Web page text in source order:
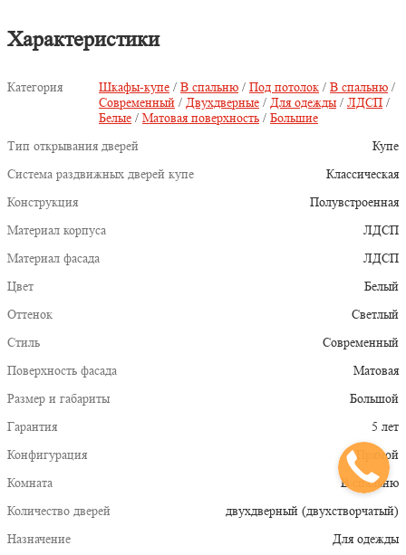
Характеристики
Категория Шкафы-купе / В спальню / Под потолок / В спальню /
Современный / Двухдверные / Для одежды / ЛДСП /
Белые / Матовая поверхность / Большие
Тип открывания дверей
Купе
Система раздвижных дверей купе
Классическая
Конструкция
Полувстроенная
Материал корпуса
ЛДСП
Материал фасада
ЛДСП
Цвет
Белый
Оттенок
Светлый
Стиль
Современный
Поверхность фасада
Матовая
Размер и габариты
Большой
Гарантия
5 лет
Конфигурация
Прямой
Комната
В спальню
Количество дверей
двухдверный (двухстворчатый)
Назначение
Для одежды